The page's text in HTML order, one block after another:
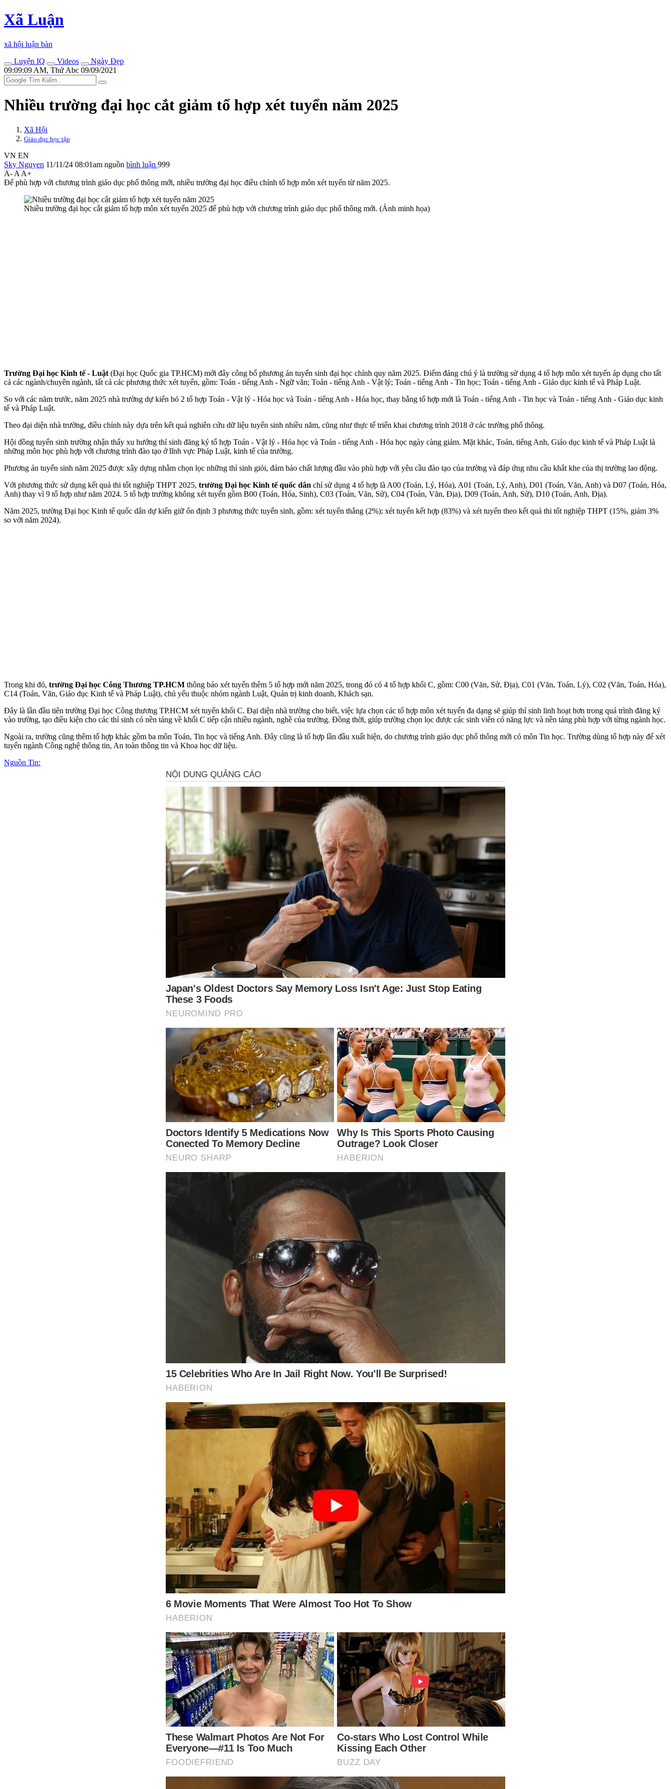
Xã Luận
xã hội luận bàn
Luyện IQ
Videos
Ngày Đẹp
09:09:09 AM, Thứ Abc 09/09/2021
Nhiều trường đại học cắt giảm tổ hợp xét tuyển năm 2025
Xã Hội
Giáo dục học tập
VN EN
Sky Nguyen 11/11/24 08:01am nguồn bình luận 999
A- A A+
Để phù hợp với chương trình giáo dục phổ thông mới, nhiều trường đại học điều chỉnh tổ hợp môn xét tuyển từ năm 2025.
Nhiều trường đại học cắt giảm tổ hợp môn xét tuyển 2025 để phù hợp với chương trình giáo dục phổ thông mới. (Ảnh minh họa)
Trường Đại học Kinh tế - Luật (Đại học Quốc gia TP.HCM) mới đây công bố phương án tuyển sinh đại học chính quy năm 2025. Điểm đáng chú ý là trường sử dụng 4 tổ hợp môn xét tuyển áp dụng cho tất
cả các ngành/chuyên ngành, tất cả các phương thức xét tuyển, gồm: Toán - tiếng Anh - Ngữ văn; Toán - tiếng Anh - Vật lý; Toán - tiếng Anh - Tin học; Toán - tiếng Anh - Giáo dục kinh tế và Pháp Luật.
So với các năm trước, năm 2025 nhà trường dự kiến bỏ 2 tổ hợp Toán - Vật lý - Hóa học và Toán - tiếng Anh - Hóa học, thay bằng tổ hợp mới là Toán - tiếng Anh - Tin học và Toán - tiếng Anh - Giáo dục kinh
tế và Pháp Luật.
Theo đại diện nhà trường, điều chỉnh này dựa trên kết quả nghiên cứu dữ liệu tuyển sinh nhiều năm, cũng như thực tế triển khai chương trình 2018 ở các trường phổ thông.
Hội đồng tuyển sinh trường nhận thấy xu hướng thí sinh đăng ký tổ hợp Toán - Vật lý - Hóa học và Toán - tiếng Anh - Hóa học ngày càng giảm. Mặt khác, Toán, tiếng Anh, Giáo dục kinh tế và Pháp Luật là
những môn học phù hợp với chương trình đào tạo ở lĩnh vực Pháp Luật, kinh tế của trường.
Phương án tuyển sinh năm 2025 được xây dựng nhằm chọn lọc những thí sinh giỏi, đảm bảo chất lượng đầu vào phù hợp với yêu cầu đào tạo của trường và đáp ứng nhu cầu khắt khe của thị trường lao động.
Với phương thức sử dụng kết quả thi tốt nghiệp THPT 2025, trường Đại học Kinh tế quốc dân chỉ sử dụng 4 tổ hợp là A00 (Toán, Lý, Hóa), A01 (Toán, Lý, Anh), D01 (Toán, Văn, Anh) và D07 (Toán, Hóa,
Anh) thay vì 9 tổ hợp như năm 2024. 5 tổ hợp trường không xét tuyển gồm B00 (Toán, Hóa, Sinh), C03 (Toán, Văn, Sử), C04 (Toán, Văn, Địa), D09 (Toán, Anh, Sử), D10 (Toán, Anh, Địa).
Năm 2025, trường Đại học Kinh tế quốc dân dự kiến giữ ổn định 3 phương thức tuyển sinh, gồm: xét tuyển thẳng (2%); xét tuyển kết hợp (83%) và xét tuyển theo kết quả thi tốt nghiệp THPT (15%, giảm 3%
so với năm 2024).
Trong khi đó, trường Đại học Công Thương TP.HCM thông báo xét tuyển thêm 5 tổ hợp mới năm 2025, trong đó có 4 tổ hợp khối C, gồm: C00 (Văn, Sử, Địa), C01 (Văn, Toán, Lý), C02 (Văn, Toán, Hóa),
C14 (Toán, Văn, Giáo dục Kinh tế và Pháp Luật), chủ yếu thuộc nhóm ngành Luật, Quản trị kinh doanh, Khách sạn.
Đây là lần đầu tiên trường Đại học Công thương TP.HCM xét tuyển khối C. Đại diện nhà trường cho biết, việc lựa chọn các tổ hợp môn xét tuyển đa dạng sẽ giúp thí sinh linh hoạt hơn trong quá trình đăng ký
vào trường, tạo điều kiện cho các thí sinh có nền tảng về khối C tiếp cận nhiều ngành, nghề của trường. Đồng thời, giúp trường chọn lọc được các sinh viên có năng lực và nền tảng phù hợp với từng ngành học.
Ngoài ra, trường cũng thêm tổ hợp khác gồm ba môn Toán, Tin học và tiếng Anh. Đây cũng là tổ hợp lần đầu xuất hiện, do chương trình giáo dục phổ thông mới có môn Tin học. Trường dùng tổ hợp này để xét
tuyển ngành Công nghệ thông tin, An toàn thông tin và Khoa học dữ liệu.
Nguồn Tin: